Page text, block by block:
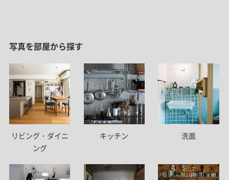
写真を部屋から探す
リビング・ダイニ
ング
キッチン 洗面